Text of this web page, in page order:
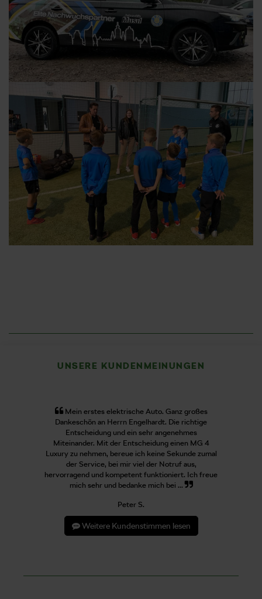
UNSERE KUNDENMEINUNGEN
Mein erstes elektrische Auto. Ganz großes
Dankeschön an Herrn Engelhardt. Die richtige
Entscheidung und ein sehr angenehmes
Miteinander. Mit der Entscheidung einen MG 4
Luxury zu nehmen, bereue ich keine Sekunde zumal
der Service, bei mir viel der Notruf aus,
hervorragend und kompetent funktioniert. Ich freue
mich sehr und bedanke mich bei ...
Peter S.
Weitere Kundenstimmen lesen